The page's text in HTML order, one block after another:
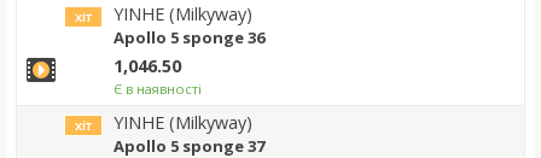
хіт
YINHE (Milkyway)
Apollo 5 sponge 36
1,046.50
Є в наявності
хіт
YINHE (Milkyway)
Apollo 5 sponge 37